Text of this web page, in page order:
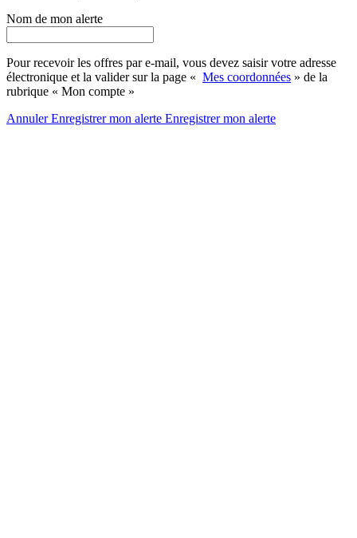
Nom de mon alerte
Pour recevoir les offres par e-mail, vous devez saisir votre adresse
électronique et la valider sur la page « Mes coordonnées » de la
rubrique « Mon compte »
AnnulerEnregistrer mon alerte Enregistrermon alerte